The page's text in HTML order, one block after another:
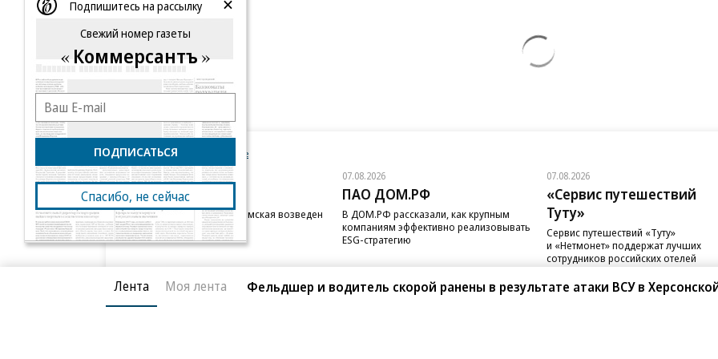
Новости компаний Все
07.08.2026
STONE
Бизнес-центр STONE Римская возведен
в полную высоту
07.08.2026
ПАО ДОМ.РФ
В ДОМ.РФ рассказали, как крупным
компаниям эффективно реализовывать
ESG-стратегию
07.08.2026
«Сервис путешествий
Туту»
Сервис путешествий «Туту»
и «Нетмонет» поддержат лучших
сотрудников российских отелей
Лента Моя лента Фельдшер и водитель скорой ранены в результате атаки ВСУ в
Подпишитесь на рассылку
Свежий номер газеты
Коммерсантъ
ПОДПИСАТЬСЯ
Спасибо, не сейчас